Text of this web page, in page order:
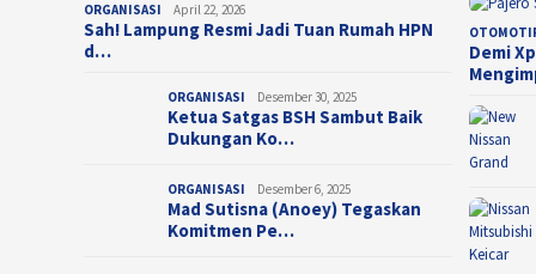
ORGANISASI April 22, 2026
Sah! Lampung Resmi Jadi Tuan Rumah HPN
d…
ORGANISASI Desember 30, 2025
Ketua Satgas BSH Sambut Baik
Dukungan Ko…
ORGANISASI Desember 6, 2025
Mad Sutisna (Anoey) Tegaskan
Komitmen Pe…
Demi